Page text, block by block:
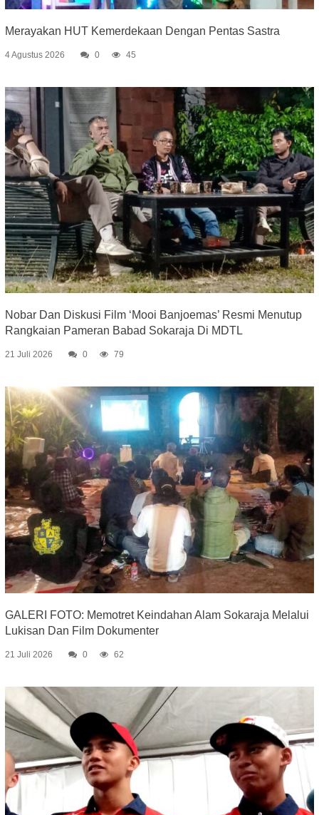
Merayakan HUT Kemerdekaan Dengan Pentas Sastra
4 Agustus 2026 0 45
Nobar Dan Diskusi Film ‘Mooi Banjoemas’ Resmi Menutup
Rangkaian Pameran Babad Sokaraja Di MDTL
21 Juli 2026 0 79
GALERI FOTO: Memotret Keindahan Alam Sokaraja Melalui
Lukisan Dan Film Dokumenter
21 Juli 2026 0 62